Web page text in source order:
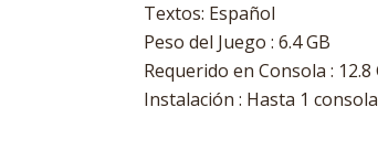
Textos: Español
Peso del Juego : 6.4 GB
Requerido en Consola : 12.8
Instalación : Hasta 1 consola